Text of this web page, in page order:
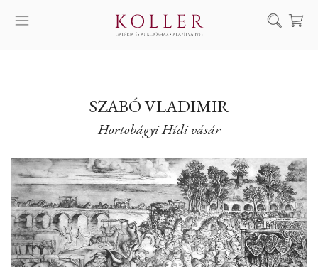
MŰVÉSZEINK
ALKOTÁSOK
AUKCIÓ
KIÁLLÍTÁSAINK
HÍREINK
RÓLUNK
EN
DE
Keresés
SZABÓ VLADIMIR
Hortobágyi Hídi vásár